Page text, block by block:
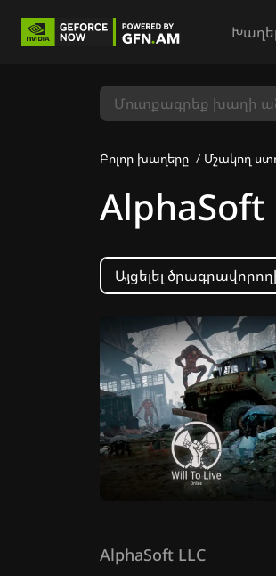
Բոլոր խաղերը Մշակող
AlphaSoft
Այցելել
AlphaSoft LLC